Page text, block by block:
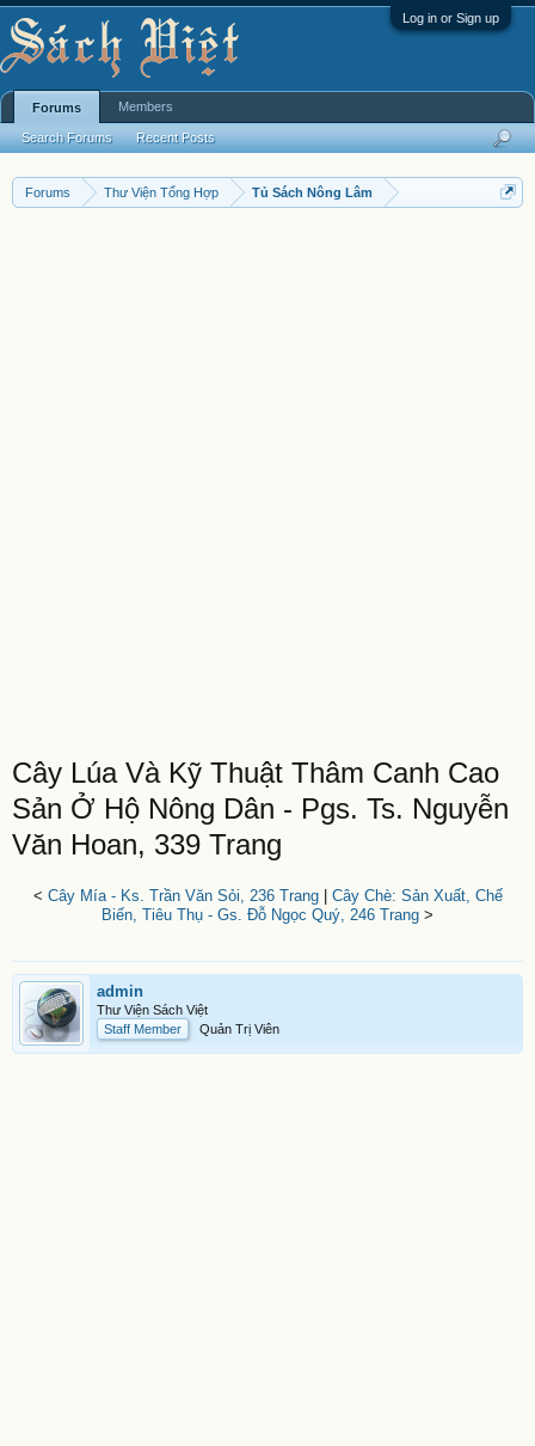
Log in or Sign up
Forums Thư Viện Tổng Hợp Tủ Sách Nông Lâm
Cây Lúa Và Kỹ Thuật Thâm Canh Cao
Sản Ở Hộ Nông Dân - Pgs. Ts. Nguyễn
Văn Hoan, 339 Trang
< Cây Mía - Ks. Trần Văn Sỏi, 236 Trang| Cây Chè: Sản Xuất, Chế
Biến, Tiêu Thụ - Gs. Đỗ Ngọc Quý, 246 Trang >
admin
Thư Viện Sách Việt
Staff Member
Quản Trị Viên
Forums
Search Forums Recent Posts
Members